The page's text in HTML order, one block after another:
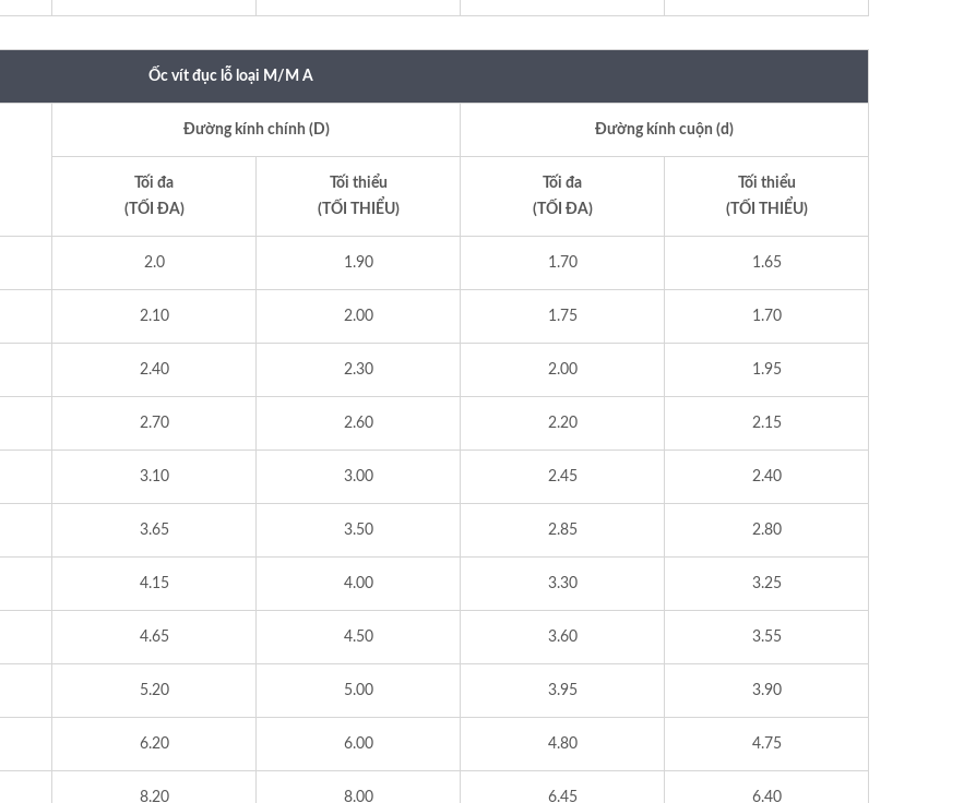
Ốc vít đục lỗ loại M/M A
Đường kính chính (D) Đường kính cuộn (d)
Tối đa
(TỐI ĐA)
Tối thiểu
(TỐI THIỂU)
Tối đa
(TỐI ĐA)
Tối thiểu
(TỐI THIỂU)
2.0 1.90 1.70 1.65
2.10 2.00 1.75 1.70
2.40 2.30 2.00 1.95
2.70 2.60 2.20 2.15
3.10 3.00 2.45 2.40
3.65 3.50 2.85 2.80
4.15 4.00 3.30 3.25
4.65 4.50 3.60 3.55
5.20 5.00 3.95 3.90
6.20 6.00 4.80 4.75
8.20 8.00 6.45 6.40